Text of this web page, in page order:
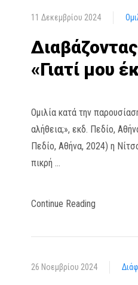
11 Δεκεμβρίου 2024
«Γιατί μου
Ομιλία κατά την
αλήθεια;», εκδ. Πεδίο,
Πεδίο, Αθήνα, 2024) η
πικρή …
Continue Reading
26 Νοεμβρίου 2024